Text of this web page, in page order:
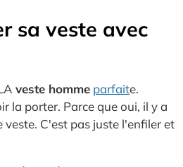
sa veste avec
veste homme parfaite.
la porter. Parce que oui, il y a
veste. C'est pas juste l'enfiler et